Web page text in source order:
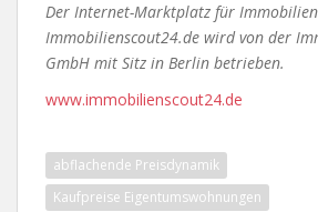
Der Internet-Marktplatz für Immobilien
Immobilienscout24.de wird von der
GmbH mit Sitz in Berlin betrieben.
www.immobilienscout24.de
abflachende Preisdynamik
Kaufpreise Eigentumswohnungen